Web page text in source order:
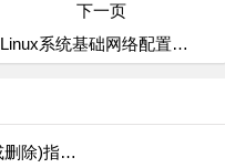
下一页
Linux系统基础网络配置老鸟精华篇
删除)指…